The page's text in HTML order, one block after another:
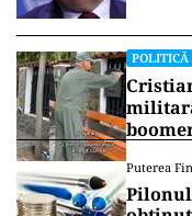
POLITICĂ
Puterea